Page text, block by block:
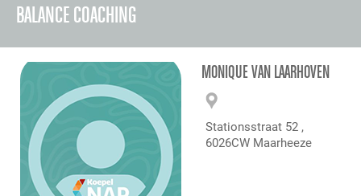
BALANCE COACHING
MONIQUE VAN LAARHOVEN
Stationsstraat 52 ,
6026CW Maarheeze